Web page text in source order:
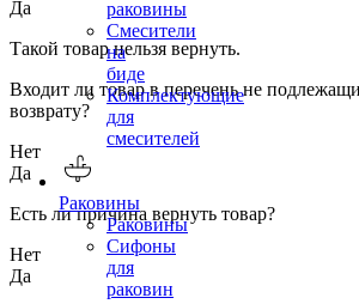
раковины
Смесители
на
биде
Комплектующие
для
смесителей
Раковины
Раковины
Сифоны
для
раковин
Да
Такой товар нельзя вернуть.
Входит ли товар в перечень не
возврату?
Нет
Да
Есть ли причина вернуть товар?
Нет
Да